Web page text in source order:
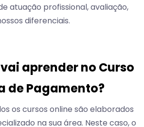
atuação profissional, avaliação,
diferenciais.
aprender no Curso
de Pagamento?
os cursos online são elaborados
na sua área. Neste caso, o